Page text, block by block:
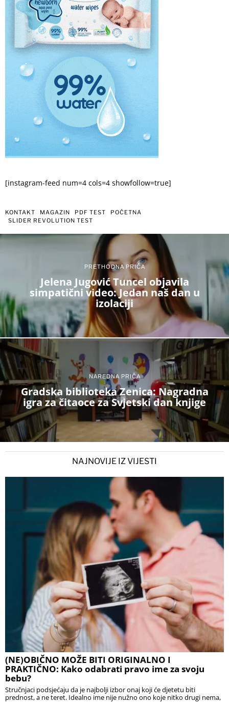
[instagram-feed num=4 cols=4 showfollow=true]
KONTAKT MAGAZIN PDF TEST
POČETNA
SLIDER REVOLUTION TEST
PRETHODNA PRIČA
Jelena Jugović Tuncel objavila
simpatični video: Jedan naš dan u
izolaciji
NAREDNA PRIČA
Gradska biblioteka Zenica: Nagradna
igra za čitaoce za Svjetski dan knjige
NAJNOVIJE IZ VIJESTI
(NE)OBIČNO MOŽE BITI ORIGINALNO I
PRAKTIČNO: Kako odabrati pravo ime za svoju
bebu?
Stručnjaci podsjećaju da je najbolji izbor onaj koji će djetetu biti
prednost, a ne teret. Idealno ime nije nužno ono koje nitko drugi nema,